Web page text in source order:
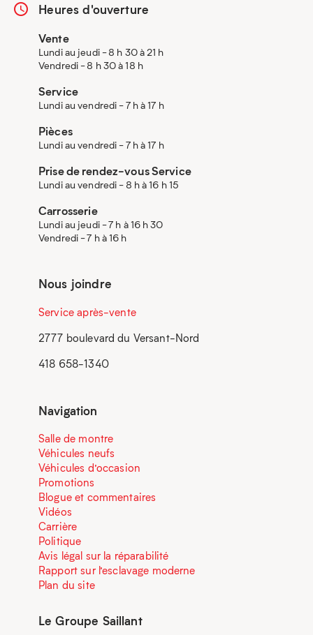
Heures d'ouverture
Vente
Lundi au jeudi - 8 h 30 à 21 h
Vendredi - 8 h 30 à 18 h
Service
Lundi au vendredi - 7 h à 17 h
Pièces
Lundi au vendredi - 7 h à 17 h
Prise de rendez-vous Service
Lundi au vendredi - 8 h à 16 h 15
Carrosserie
Lundi au jeudi - 7 h à 16 h 30
Vendredi - 7 h à 16 h
Nous joindre
Service après-vente
2777 boulevard du Versant-Nord
418 658-1340
Navigation
Salle de montre
Véhicules neufs
Véhicules d’occasion
Promotions
Blogue et commentaires
Vidéos
Carrière
Politique
Avis légal sur la réparabilité
Rapport sur l’esclavage moderne
Plan du site
Le Groupe Saillant